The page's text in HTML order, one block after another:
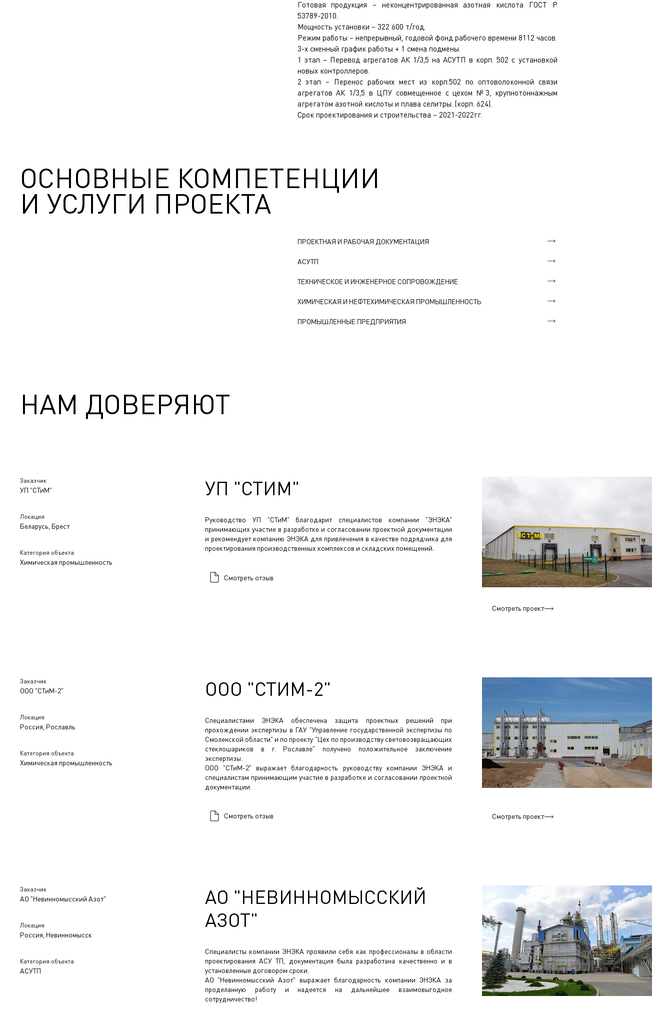
Готовая продукция – неконцентрированная азотная кислота ГОСТ Р
53789-2010.
Мощность установки – 322 600 т/год.
Режим работы – непрерывный, годовой фонд рабочего времени 8112 часов.
3-х сменный график работы + 1 смена подмены.
1 этап – Перевод агрегатов АК 1/3,5 на АСУТП в корп. 502 с установкой
новых контроллеров.
2 этап – Перенос рабочих мест из корп.502 по оптоволоконной связи
агрегатов АК 1/3,5 в ЦПУ совмещенное с цехом №3, крупнотоннажным
агрегатом азотной кислоты и плава селитры. (корп. 624).
Срок проектирования и строительства – 2021-2022гг.
ОСНОВНЫЕ КОМПЕТЕНЦИИ
И УСЛУГИ ПРОЕКТА
ПРОЕКТНАЯ И РАБОЧАЯ ДОКУМЕНТАЦИЯ
АСУТП
ТЕХНИЧЕСКОЕ И ИНЖЕНЕРНОЕ СОПРОВОЖДЕНИЕ
ХИМИЧЕСКАЯ И НЕФТЕХИМИЧЕСКАЯ ПРОМЫШЛЕННОСТЬ
ПРОМЫШЛЕННЫЕ ПРЕДПРИЯТИЯ
НАМ ДОВЕРЯЮТ
Заказчик
УП "СТиМ"
Локация
Беларусь, Брест
Категория объекта
Химическая промышленность
УП "СТИМ"
Руководство УП "СТиМ" благодарит специалистов компании "ЭНЭКА"
принимающих участие в разработке и согласовании проектной документации
и рекомендует компанию ЭНЭКА для привлечения в качестве подрядчика для
проектирования производственных комплексов и складских помещений.
Смотреть отзыв
Смотреть проект
Заказчик
ООО "СТиМ-2"
Локация
Россия, Рославль
Категория объекта
Химическая промышленность
ООО "СТИМ-2"
Специалистами ЭНЭКА обеспечена защита проектных решений при
прохождении экспертизы в ГАУ "Управление государственной экспертизы по
Смоленской области" и по проекту "Цех по производству световозвращающих
стеклошариков в г. Рославле" получено положительное заключение
экспертизы.
ООО "СТиМ-2" выражает благодарность руководству компании ЭНЭКА и
специалистам принимающим участие в разработке и согласовании проектной
документации.
Смотреть отзыв Смотреть проект
Заказчик
АО "Невинномысский Азот"
Локация
Россия, Невинномысск
Категория объекта
АСУТП
АО "НЕВИННОМЫССКИЙ
АЗОТ"
Специалисты компании ЭНЭКА проявили себя как профессионалы в области
проектирования АСУ ТП, документация была разработана качественно и в
установленные договором сроки.
АО "Невинномысский Азот" выражает благодарность компании ЭНЭКА за
проделанную работу и надеется на дальнейшее взаимовыгодное
сотрудничество!